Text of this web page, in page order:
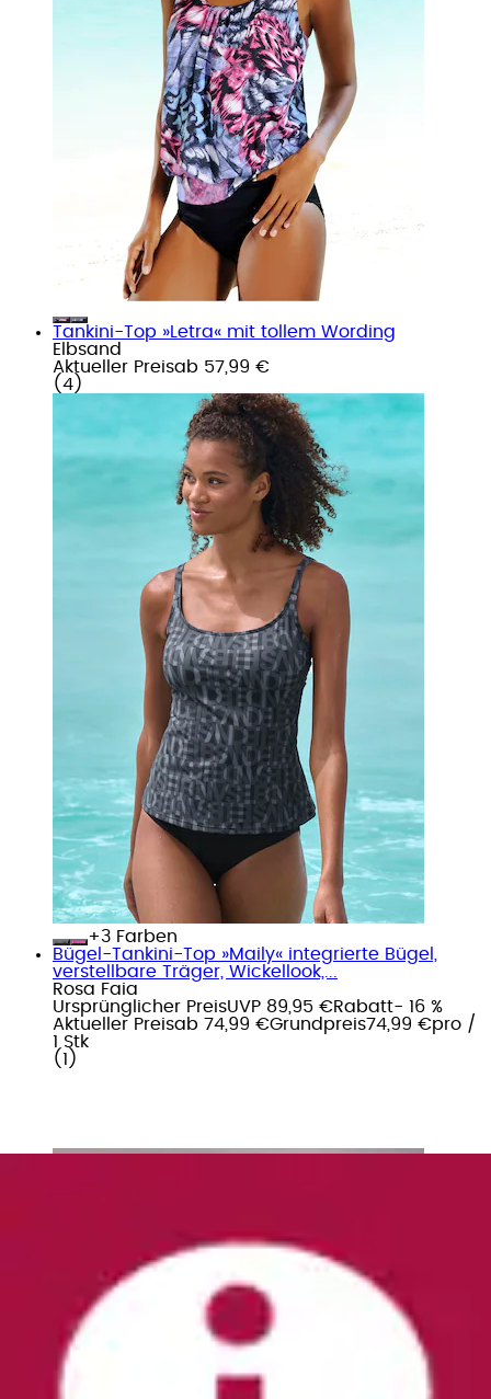
Tankini-Top »Letra« mit tollem Wording
Elbsand
Aktueller Preisab 57,99 €
( 4 )
+
Farben
Bügel-Tankini-Top »Maily« integrierte Bügel,
verstellbare Träger, Wickellook,...
Rosa Faia
Ursprünglicher PreisUVP 89,95 €Rabatt- 16 %
Aktueller Preisab 74,99 €Grundpreis74,99 €pro /
1 Stk
( 1 )